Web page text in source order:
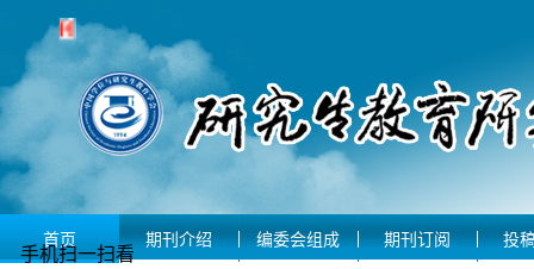
首页 期刊介绍 编委会组成 期刊订阅 投
手机扫一扫看